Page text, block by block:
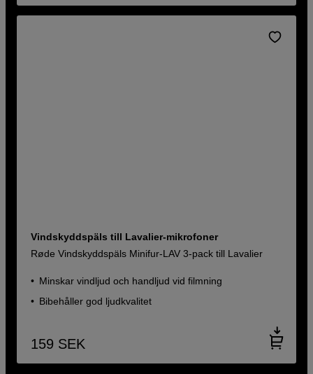
Vindskyddspäls till Lavalier-mikrofoner
Røde Vindskyddspäls Minifur-LAV 3-pack till Lavalier
Minskar vindljud och handljud vid filmning
Bibehåller god ljudkvalitet
159 SEK